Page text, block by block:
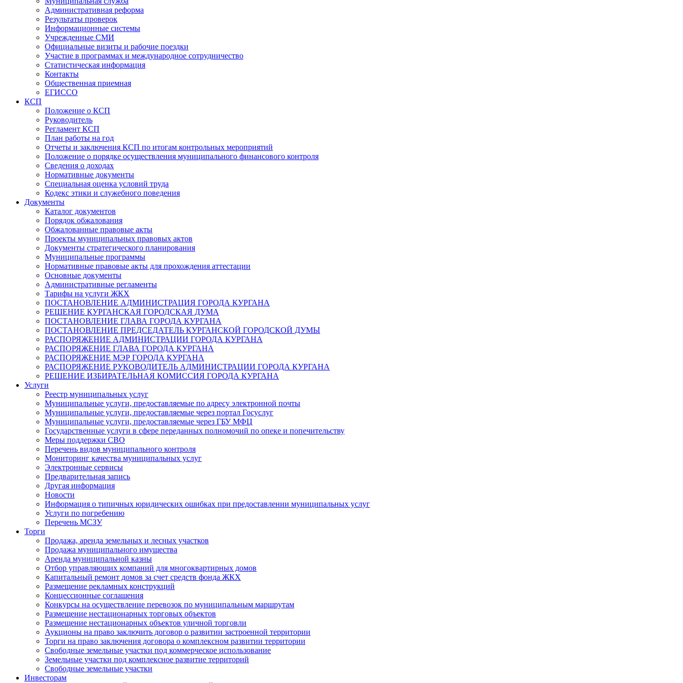
Административная реформа
Результаты проверок
Информационные системы
Учрежденные СМИ
Официальные визиты и рабочие поездки
Участие в программах и международное сотрудничество
Статистическая информация
Контакты
Общественная приемная
ЕГИССО
КСП
Положение о КСП
Руководитель
Регламент КСП
План работы на год
Отчеты и заключения КСП по итогам контрольных мероприятий
Положение о порядке осуществления муниципального финансового контроля
Сведения о доходах
Нормативные документы
Специальная оценка условий труда
Кодекс этики и служебного поведения
Документы
Каталог документов
Порядок обжалования
Обжалованные правовые акты
Проекты муниципальных правовых актов
Документы стратегического планирования
Муниципальные программы
Нормативные правовые акты для прохождения аттестации
Основные документы
Административные регламенты
Тарифы на услуги ЖКХ
ПОСТАНОВЛЕНИЕ АДМИНИСТРАЦИЯ ГОРОДА КУРГАНА
РЕШЕНИЕ КУРГАНСКАЯ ГОРОДСКАЯ ДУМА
ПОСТАНОВЛЕНИЕ ГЛАВА ГОРОДА КУРГАНА
ПОСТАНОВЛЕНИЕ ПРЕДСЕДАТЕЛЬ КУРГАНСКОЙ ГОРОДСКОЙ ДУМЫ
РАСПОРЯЖЕНИЕ АДМИНИСТРАЦИИ ГОРОДА КУРГАНА
РАСПОРЯЖЕНИЕ ГЛАВА ГОРОДА КУРГАНА
РАСПОРЯЖЕНИЕ МЭР ГОРОДА КУРГАНА
РАСПОРЯЖЕНИЕ РУКОВОДИТЕЛЬ АДМИНИСТРАЦИИ ГОРОДА КУРГАНА
РЕШЕНИЕ ИЗБИРАТЕЛЬНАЯ КОМИССИЯ ГОРОДА КУРГАНА
Услуги
Реестр муниципальных услуг
Муниципальные услуги, предоставляемые по адресу электронной почты
Муниципальные услуги, предоставляемые через портал Госуслуг
Муниципальные услуги, предоставляемые через ГБУ МФЦ
Государственные услуги в сфере переданных полномочий по опеке и попечительству
Меры поддержки СВО
Перечень видов муниципального контроля
Мониторинг качества муниципальных услуг
Электронные сервисы
Предварительная запись
Другая информация
Новости
Информация о типичных юридических ошибках при предоставлении муниципальных услуг
Услуги по погребению
Перечень МСЗУ
Торги
Продажа, аренда земельных и лесных участков
Продажа муниципального имущества
Аренда муниципальной казны
Отбор управляющих компаний для многоквартирных домов
Капитальный ремонт домов за счет средств фонда ЖКХ
Размещение рекламных конструкций
Концессионные соглашения
Конкурсы на осуществление перевозок по муниципальным маршрутам
Размещение нестационарных торговых объектов
Размещение нестационарных объектов уличной торговли
Аукционы на право заключить договор о развитии застроенной территории
Торги на право заключения договора о комплексном развитии территории
Свободные земельные участки под коммерческое использование
Земельные участки под комплексное развитие территорий
Свободные земельные участки
Инвесторам